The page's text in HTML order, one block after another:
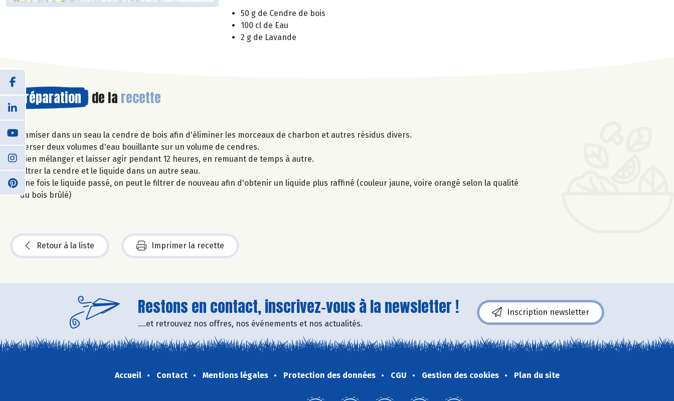
50 g de Cendre de bois
100 cl de Eau
2 g de Lavande
Préparation de la recette
Tamiser dans un seau la cendre de bois afin d'éliminer les morceaux de charbon et autres résidus divers.
Verser deux volumes d'eau bouillante sur un volume de cendres.
Bien mélanger et laisser agir pendant 12 heures, en remuant de temps à autre.
Filtrer la cendre et le liquide dans un autre seau.
Une fois le liquide passé, on peut le filtrer de nouveau afin d'obtenir un liquide plus raffiné (couleur jaune, voire orangé selon la qualité
du bois brûlé)
Retour à la liste Imprimer la recette
Restons en contact, inscrivez-vous à la newsletter !
....et retrouvez nos offres, nos événements et nos actualités.
Inscription newsletter
Accueil Contact Mentions légales Protection des données CGU Gestion des cookies Plan du site